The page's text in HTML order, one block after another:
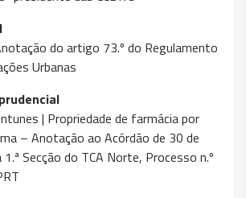
do artigo 73.º do Regulamento
Urbanas
| Propriedade de farmácia por
– Anotação ao Acórdão de 30 de
Secção do TCA Norte, Processo n.º